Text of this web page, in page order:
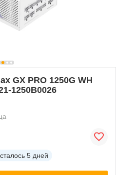
GX PRO 1250G WH
1250B0026
5 дней